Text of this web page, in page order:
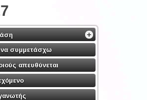
να συμμετάσχω
απευθύνεται